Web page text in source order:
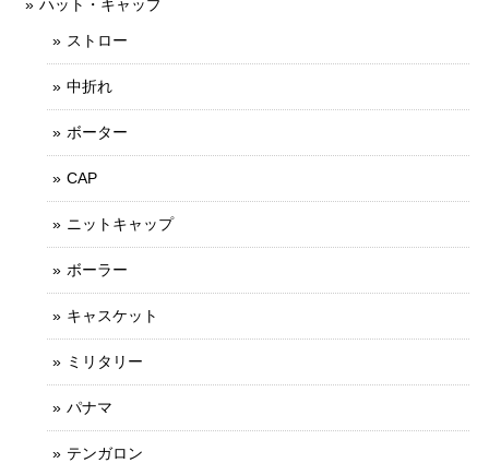
ハット・キャップ
ストロー
中折れ
ボーター
CAP
ニットキャップ
ボーラー
キャスケット
ミリタリー
パナマ
テンガロン